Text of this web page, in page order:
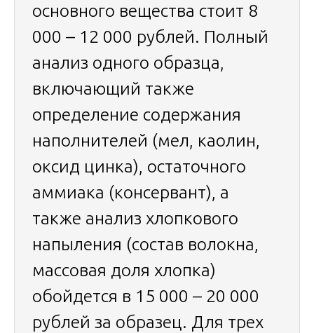
основного вещества стоит 8
000 – 12 000 рублей. Полный
анализ одного образца,
включающий также
определение содержания
наполнителей (мел, каолин,
оксид цинка), остаточного
аммиака (консервант), а
также анализ хлопкового
напыления (состав волокна,
массовая доля хлопка)
обойдется в 15 000 – 20 000
рублей за образец. Для трех